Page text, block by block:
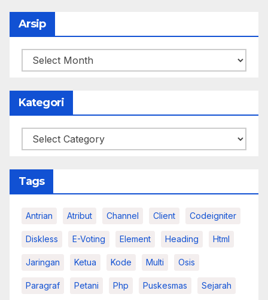
Arsip
Arsip
Kategori
Kategori
Tags
Antrian Atribut Channel Client Codeigniter
Diskless E-Voting Element Heading Html
Jaringan Ketua Kode Multi Osis
Paragraf Petani Php Puskesmas Sejarah